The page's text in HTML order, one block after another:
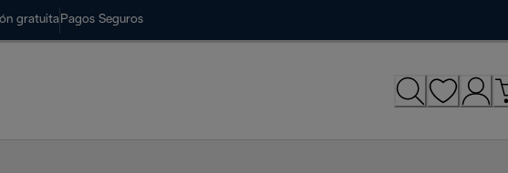
gratuita Pagos Seguros